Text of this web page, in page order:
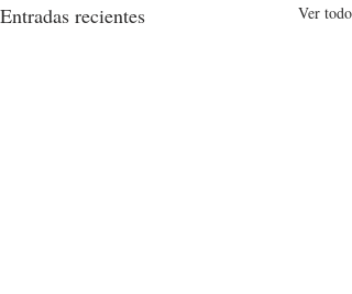
Entradas recientes Ver todo